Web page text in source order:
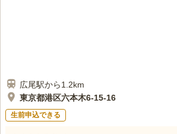
広尾駅から1.2km
東京都港区六本木6-15-16
生前申込できる